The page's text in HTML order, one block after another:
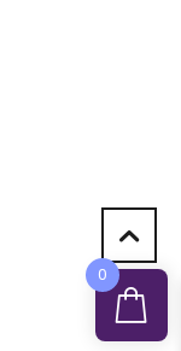
0